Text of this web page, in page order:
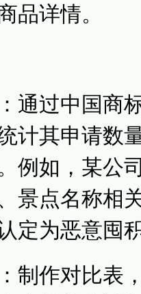
品详情。
通过中国商
计其申请数
例如，某公
景点名称相
定为恶意囤
制作对比表